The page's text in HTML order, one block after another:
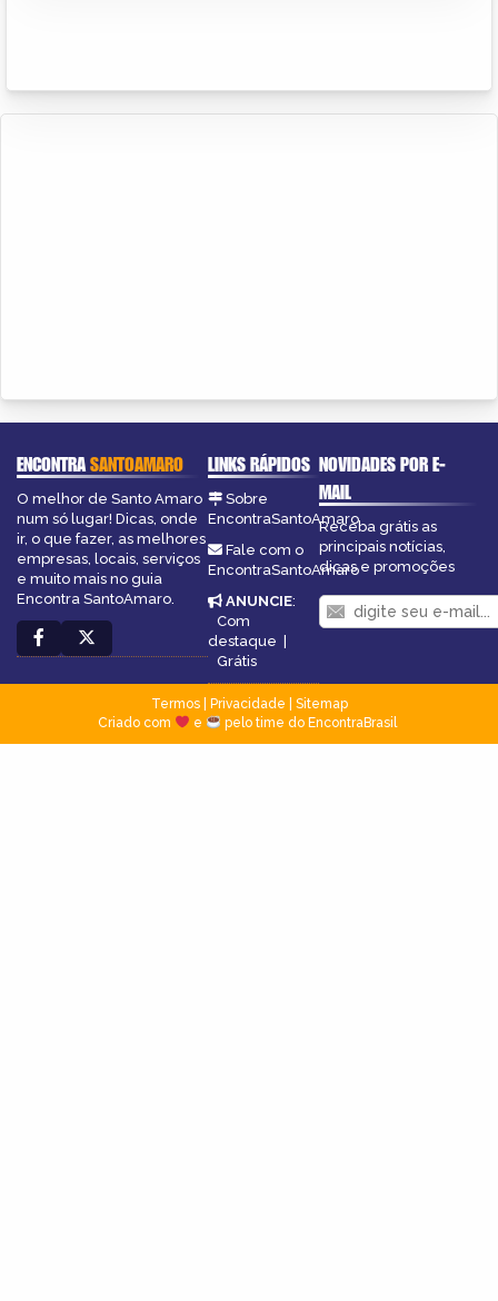
ENCONTRASANTOAMARO
O melhor de Santo Amaro
num só lugar! Dicas, onde
ir, o que fazer, as melhores
empresas, locais, serviços
e muito mais no guia
Encontra SantoAmaro.
LINKS RÁPIDOS
Sobre
EncontraSantoAmaro
Fale com o
EncontraSantoAmaro
ANUNCIE:
Com
destaque |
Grátis
NOVIDADES POR E-
MAIL
Receba grátis as
principais notícias,
dicas e promoções
Termos| Privacidade
Sitemap
Criado com
e pelo time do EncontraBrasil